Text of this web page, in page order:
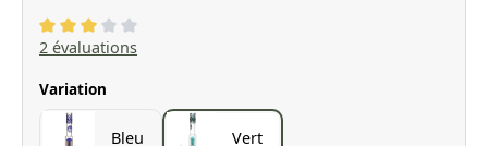
Note moyenne de 3 sur 5 étoiles
2 évaluations
Sélectionnez
Variation
Bleu Vert